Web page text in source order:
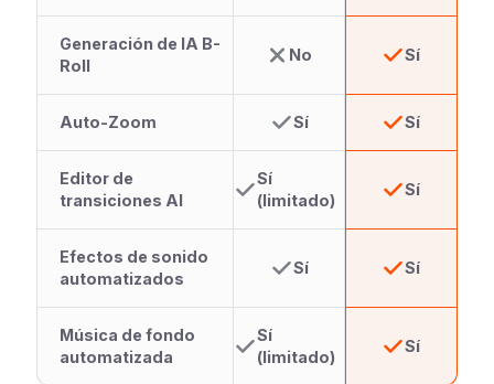
Generación de IA B-
Roll
No Sí
Auto-Zoom Sí Sí
Editor de
transiciones AI
Sí
(limitado)
Sí
Efectos de sonido
automatizados
Sí Sí
Música de fondo
automatizada
Sí
(limitado)
Sí